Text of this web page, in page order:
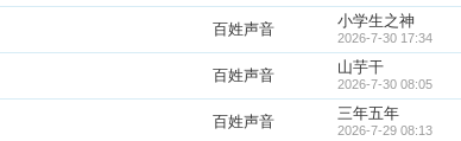
百姓声音 小学生之神
2026-7-30 17:34
百姓声音 山芋干
2026-7-30 08:05
百姓声音 三年五年
2026-7-29 08:13